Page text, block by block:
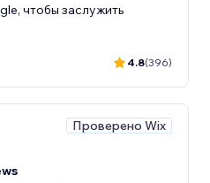
чтобы заслужить
4.8(396)
Проверено Wix